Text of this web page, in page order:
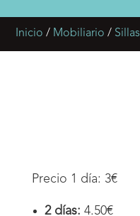
Inicio / Mobiliario / Sillas
Precio 1 día: 3€
2 días: 4.50€